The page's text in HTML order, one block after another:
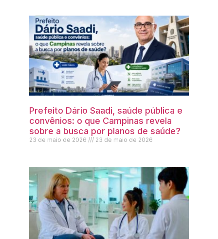
Prefeito Dário Saadi, saúde pública e
convênios: o que Campinas revela
sobre a busca por planos de saúde?
23 de maio de 2026 23 de maio de 2026